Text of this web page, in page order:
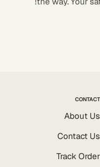
CONTACT
About Us
Contact Us
Track Order